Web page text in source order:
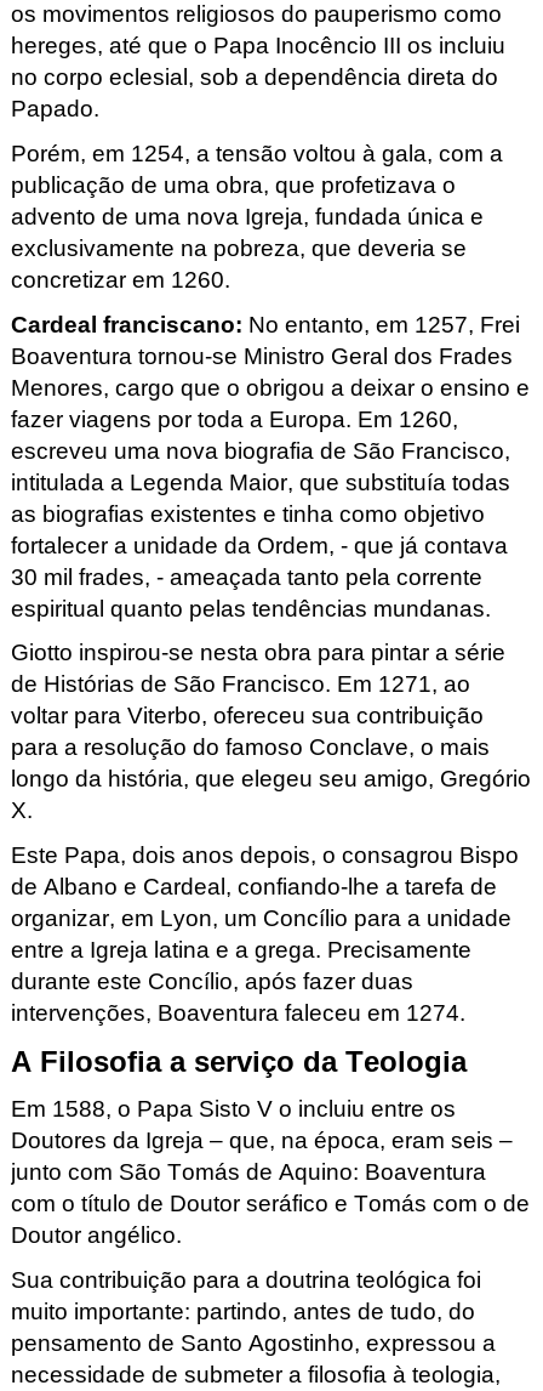
os movimentos religiosos do pauperismo como
hereges, até que o Papa Inocêncio III os incluiu
no corpo eclesial, sob a dependência direta do
Papado.
Porém, em 1254, a tensão voltou à gala, com a
publicação de uma obra, que profetizava o
advento de uma nova Igreja, fundada única e
exclusivamente na pobreza, que deveria se
concretizar em 1260.
Cardeal franciscano: No entanto, em 1257, Frei
Boaventura tornou-se Ministro Geral dos Frades
Menores, cargo que o obrigou a deixar o ensino e
fazer viagens por toda a Europa. Em 1260,
escreveu uma nova biografia de São Francisco,
intitulada a Legenda Maior, que substituía todas
as biografias existentes e tinha como objetivo
fortalecer a unidade da Ordem, - que já contava
30 mil frades, - ameaçada tanto pela corrente
espiritual quanto pelas tendências mundanas.
Giotto inspirou-se nesta obra para pintar a série
de Histórias de São Francisco. Em 1271, ao
voltar para Viterbo, ofereceu sua contribuição
para a resolução do famoso Conclave, o mais
longo da história, que elegeu seu amigo, Gregório
X.
Este Papa, dois anos depois, o consagrou Bispo
de Albano e Cardeal, confiando-lhe a tarefa de
organizar, em Lyon, um Concílio para a unidade
entre a Igreja latina e a grega. Precisamente
durante este Concílio, após fazer duas
intervenções, Boaventura faleceu em 1274.
A Filosofia a serviço da Teologia
Em 1588, o Papa Sisto V o incluiu entre os
Doutores da Igreja – que, na época, eram seis –
junto com São Tomás de Aquino: Boaventura
com o título de Doutor seráfico e Tomás com o de
Doutor angélico.
Sua contribuição para a doutrina teológica foi
muito importante: partindo, antes de tudo, do
pensamento de Santo Agostinho, expressou a
necessidade de submeter a filosofia à teologia,